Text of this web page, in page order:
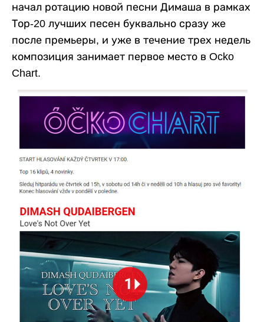
начал ротацию новой песни Димаша в рамках
Тор-20 лучших песен буквально сразу же
после премьеры, и уже в течение трех недель
композиция занимает первое место в Ocko
Chart.